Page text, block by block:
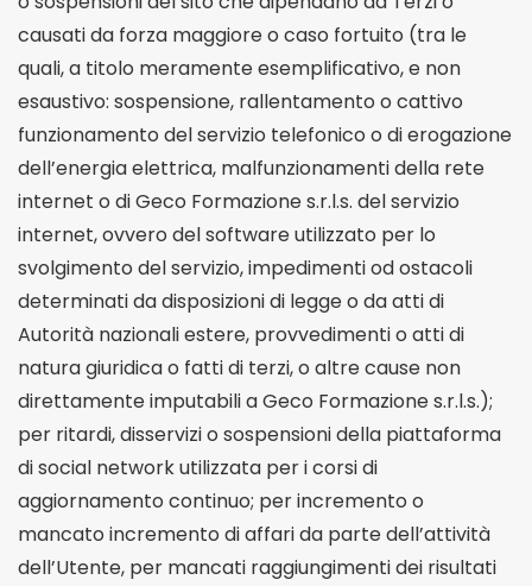
causati da forza maggiore o caso fortuito (tra le
quali, a titolo meramente esemplificativo, e non
esaustivo: sospensione, rallentamento o cattivo
funzionamento del servizio telefonico o di erogazione
dell’energia elettrica, malfunzionamenti della rete
internet o di Geco Formazione s.r.l.s. del servizio
internet, ovvero del software utilizzato per lo
svolgimento del servizio, impedimenti od ostacoli
determinati da disposizioni di legge o da atti di
Autorità nazionali estere, provvedimenti o atti di
natura giuridica o fatti di terzi, o altre cause non
direttamente imputabili a Geco Formazione s.r.l.s.);
per ritardi, disservizi o sospensioni della piattaforma
di social network utilizzata per i corsi di
aggiornamento continuo; per incremento o
mancato incremento di affari da parte dell’attività
dell’Utente, per mancati raggiungimenti dei risultati